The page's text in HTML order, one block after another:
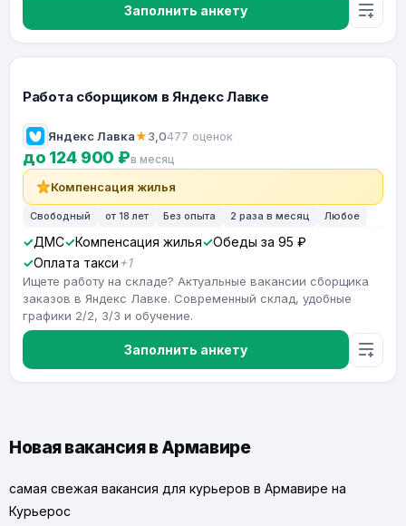
Заполнить анкету
Работа сборщиком в Яндекс Лавке
Яндекс Лавка★3,0477 оценок
до 124 900 ₽в месяц
Компенсация жилья
Свободный от 18 лет Без опыта 2 раза в месяц Любое
ДМС Компенсация жилья
Обеды за 95 ₽
Оплата такси +1
Ищете работу на складе? Актуальные вакансии сборщика
заказов в Яндекс Лавке. Современный склад, удобные
графики 2/2, 3/3 и обучение.
Заполнить анкету
Новая вакансия в Армавире
самая свежая вакансия для курьеров в Армавире на
Курьерос